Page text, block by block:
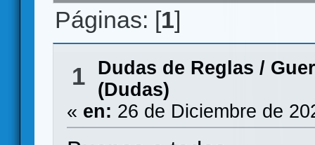
Páginas: [1]
1 Dudas de Reglas /
(Dudas)
« en: 26 de Diciembre de